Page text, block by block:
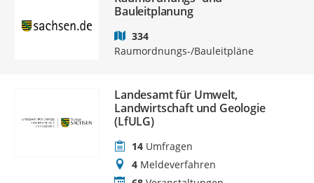
Bauleitplanung
334
Raumordnungs-/Bauleitpläne
Landesamt für Umwelt,
Landwirtschaft und Geologie
(LfULG)
14 Umfragen
4 Meldeverfahren